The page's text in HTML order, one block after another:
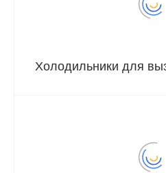
Холодильники для